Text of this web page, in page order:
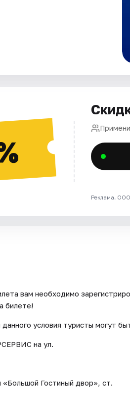
Реклама.
вам необходимо
билете!
условия туристы могут
на ул.
Гостиный двор», ст.